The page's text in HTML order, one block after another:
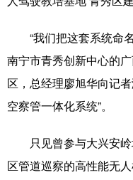
新华网导航
学习进行时 高层
国际 财经
科技 科普
“我们把这套系统命名
南宁市青秀创新中心的
区，总经理廖旭华向记
空察管一体化系统”。
只见曾参与大兴安岭
区管道巡察的高性能无